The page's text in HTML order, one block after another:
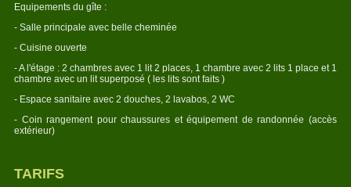
Equipements du gîte :
- Salle principale avec belle cheminée
- Cuisine ouverte
- A l'étage : 2 chambres avec 1 lit 2 places, 1 chambre avec 2 lits 1 place et 1
chambre avec un lit superposé ( les lits sont faits )
- Espace sanitaire avec 2 douches, 2 lavabos, 2 WC
- Coin rangement pour chaussures et équipement de randonnée (accès
extérieur)
TARIFS